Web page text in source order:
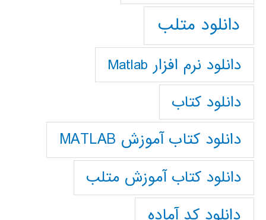
دانلود متلب
دانلود نرم افزار Matlab
دانلود کتاب
دانلود کتاب آموزش MATLAB
دانلود کتاب آموزش متلب
دانلود کد آماده